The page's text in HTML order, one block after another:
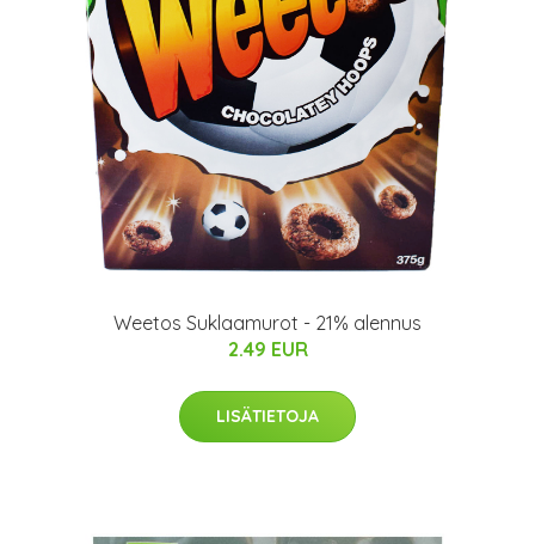
Weetos Suklaamurot - 21% alennus
2.49 EUR
LISÄTIETOJA